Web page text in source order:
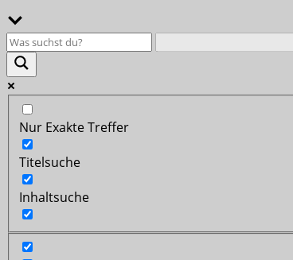
Nur Exakte Treffer
Titelsuche
Inhaltsuche